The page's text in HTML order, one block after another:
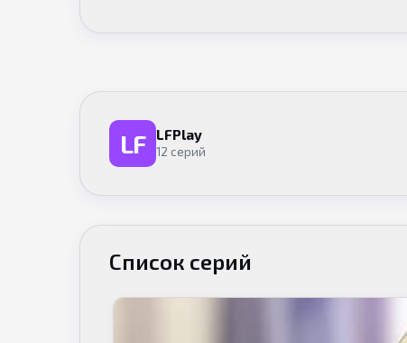
LF LFPlay
12 серий
Список серий